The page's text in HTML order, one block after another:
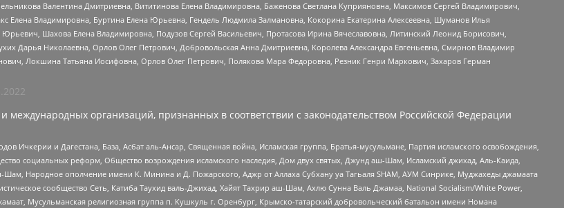
Валентина Дмитриевна, Вититинова Елена Владимировна, Баженова Светлана Куприяновна, Максимов Сергей Владимирович,
Елена Владимировна, Буртина Елена Юрьевна, Гендель Людмила Залмановна, Кокорина Екатерина Алексеевна, Шуманов Илья
Шахова Елена Владимировна, Подузов Сергей Васильевич, Протасова Ирина Вячеславовна, Литинский Леонид Борисович,
Дарья Николаевна, Орлов Олег Петрович, Добровольская Анна Дмитриевна, Королева Александра Евгеньевна, Смирнов Владимир
Локшина Татьяна Иосифовна, Орлов Олег Петрович, Полякова Мара Федоровна, Резник Генри Маркович, Захаров Герман
организаций, признанных в соответствии с законодательством Российской Федерации
Ичкерии и Дагестана, База, Асбат аль-Ансар, Священная война, Исламская группа, Братья-мусульмане, Партия исламского освобождения,
социальных реформ, Общество возрождения исламского наследия, Дом двух святых, Джунд аш-Шам, Исламский джихад, Аль-Каида,
Шам, Народное ополчение имени К. Минина и Д. Пожарского, Аджр от Аллаха Субхану уа Тагьаля SHAM, АУМ Синрике, Муджахеды джамаата
сообщество Сеть, Катиба Таухид валь-Джихад, Хайят Тахрир аш-Шам, Ахлю Сунна Валь Джамаа, National Socialism/White Power,
Мусульманская религиозная группа п. Кушкуль г. Оренбург, Крымско-татарский добровольческий батальон имени Номана